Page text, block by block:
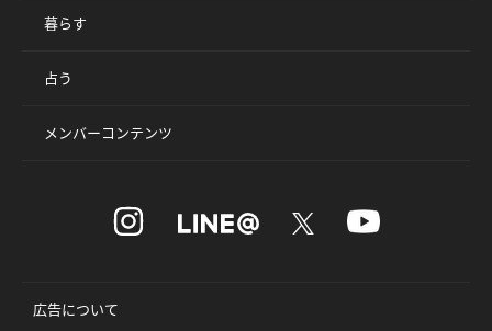
暮らす
占う
メンバーコンテンツ
広告について